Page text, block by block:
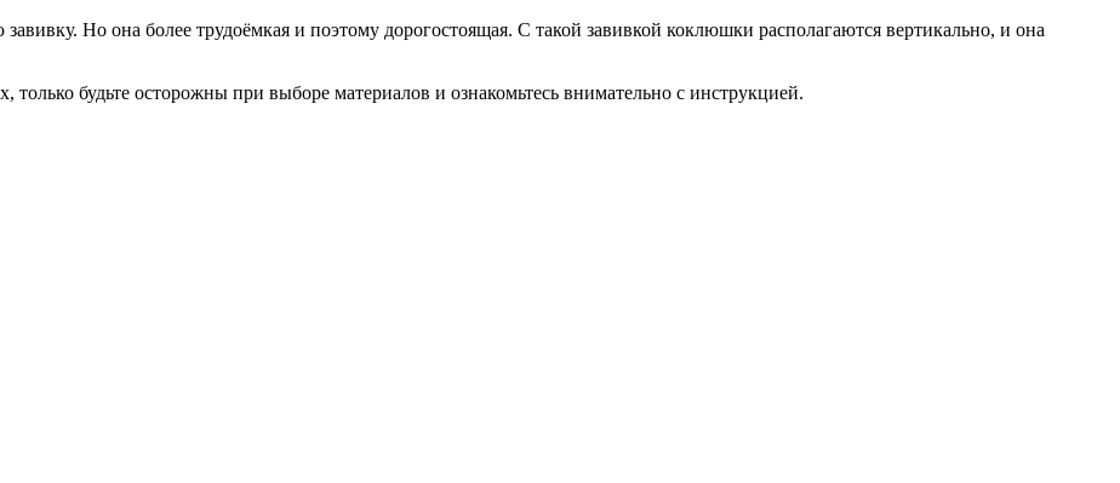
Но она более трудоёмкая и поэтому дорогостоящая. С такой завивкой коклюшки располагаются вертикально, и она
будьте осторожны при выборе материалов и ознакомьтесь внимательно с инструкцией.